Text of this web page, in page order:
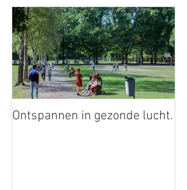
Ontspannen in gezonde lucht.